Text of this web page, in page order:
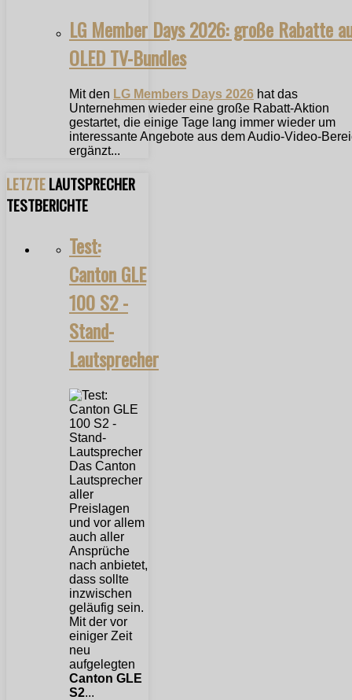
LG Member Days 2026: große Rabatte
OLED TV-Bundles
Mit den LG Members Days 2026 hat das
Unternehmen wieder eine große Rabatt-Aktion
gestartet, die einige Tage lang immer wieder um
interessante Angebote aus dem Audio-Video-
ergänzt...
LETZTELAUTSPRECHER
TESTBERICHTE
Test:
Canton GLE
100 S2 -
Stand-
Lautsprecher
Das Canton
Lautsprecher
aller
Preislagen
und vor allem
auch aller
Ansprüche
nach anbietet,
dass sollte
inzwischen
geläufig sein.
Mit der vor
einiger Zeit
neu
aufgelegten
Canton GLE
S2...